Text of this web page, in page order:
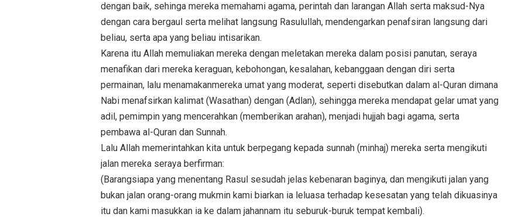
dengan baik, sehinga mereka memahami agama, perintah dan larangan Allah serta maksud-Nya
dengan cara bergaul serta melihat langsung Rasulullah, mendengarkan penafsiran langsung dari
beliau, serta apa yang beliau intisarikan.
Karena itu Allah memuliakan mereka dengan meletakan mereka dalam posisi panutan, seraya
menafikan dari mereka keraguan, kebohongan, kesalahan, kebanggaan dengan diri serta
permainan, lalu menamakanmereka umat yang moderat, seperti disebutkan dalam al-Quran dimana
Nabi menafsirkan kalimat (Wasathan) dengan (Adlan), sehingga mereka mendapat gelar umat yang
adil, pemimpin yang mencerahkan (memberikan arahan), menjadi hujjah bagi agama, serta
pembawa al-Quran dan Sunnah.
Lalu Allah memerintahkan kita untuk berpegang kepada sunnah (minhaj) mereka serta mengikuti
jalan mereka seraya berfirman:
(Barangsiapa yang menentang Rasul sesudah jelas kebenaran baginya, dan mengikuti jalan yang
bukan jalan orang-orang mukmin kami biarkan ia leluasa terhadap kesesatan yang telah dikuasinya
itu dan kami masukkan ia ke dalam jahannam itu seburuk-buruk tempat kembali).